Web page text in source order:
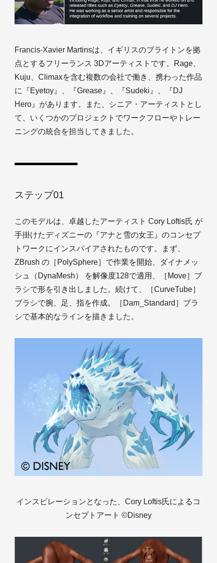
Francis-Xavier Martinsは、イギリスのブライトンを拠
点とするフリーランス 3Dアーティストです。Rage、
Kuju、Climaxを含む複数の会社で働き、携わった作品
に『Eyetoy』、『Grease』、『Sudeki』、『DJ
Hero』があります。また、シニア・アーティストとし
て、いくつかのプロジェクトでワークフローやトレー
ニングの統合を担当してきました。
ステップ01
このモデルは、卓越したアーティスト Cory Loftis氏 が
手掛けたディズニーの『アナと雪の女王』のコンセプ
トワークにインスパイアされたものです。まず、
ZBrush の［PolySphere］で作業を開始、ダイナメッ
シュ（DynaMesh） を解像度128で適用、［Move］ブ
ラシで形を引き出しました。続けて、［CurveTube］
ブラシで腕、足、指を作成。［Dam_Standard］ブラ
シで基本的なラインを描きました。
インスピレーションとなった、Cory Loftis氏によるコ
ンセプトアート ©Disney